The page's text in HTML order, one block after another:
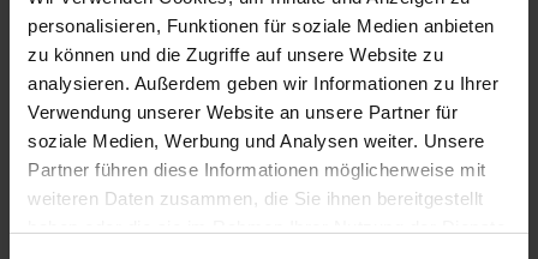
personalisieren, Funktionen für soziale Medien anbieten
zu können und die Zugriffe auf unsere Website zu
analysieren. Außerdem geben wir Informationen zu Ihrer
Verwendung unserer Website an unsere Partner für
soziale Medien, Werbung und Analysen weiter. Unsere
Partner führen diese Informationen möglicherweise mit
weiteren Daten zusammen, die Sie ihnen bereitgestellt
Werbung bis zur Konservierung von Luzernen sowie
Herstellung von Eiweißfuttermitteln mit verbessertem
Aminosäurenmuster für Schweine und Wiederkäuer
erarbeitet und auf den Markt gebracht werden. Mehr
dazu hier
Lesen Sie mehr:
LFL.BAYERN.DE